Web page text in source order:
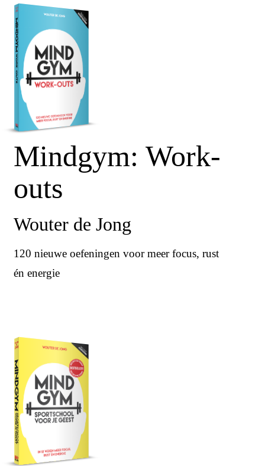
Mindgym: Work-
outs
Wouter de Jong
120 nieuwe oefeningen voor meer focus, rust
én energie